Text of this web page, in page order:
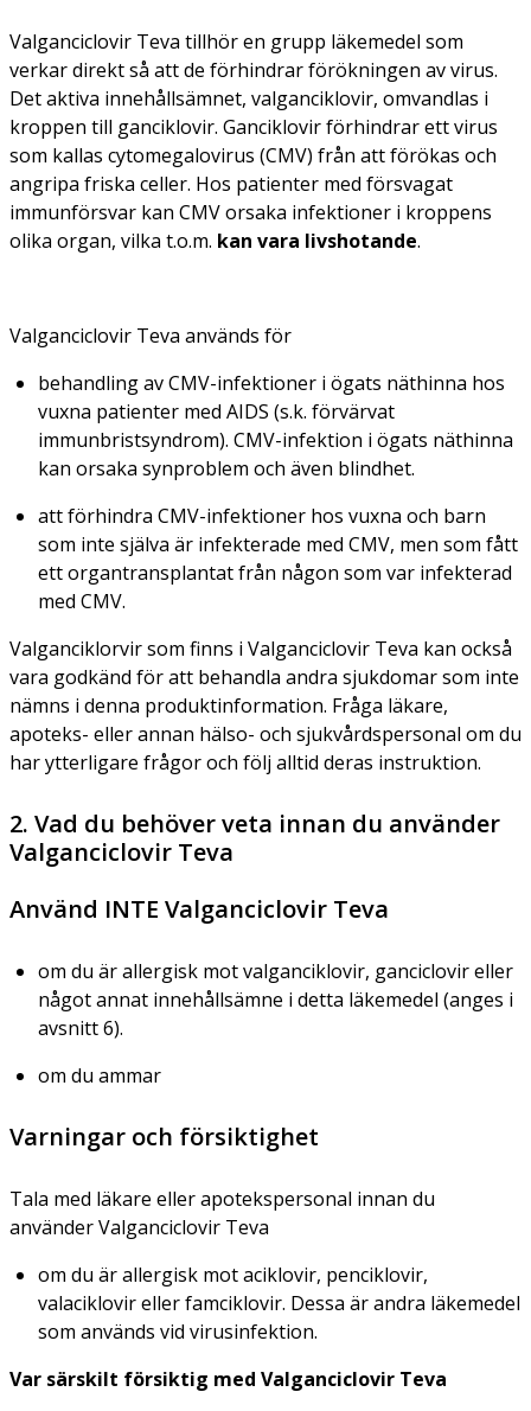
Valganciclovir Teva tillhör en grupp läkemedel som
verkar direkt så att de förhindrar förökningen av virus.
Det aktiva innehållsämnet, valganciklovir, omvandlas i
kroppen till ganciklovir. Ganciklovir förhindrar ett virus
som kallas cytomegalovirus (CMV) från att förökas och
angripa friska celler. Hos patienter med försvagat
immunförsvar kan CMV orsaka infektioner i kroppens
olika organ, vilka t.o.m. kan vara livshotande.
Valganciclovir Teva används för
behandling av CMV-infektioner i ögats näthinna hos
vuxna patienter med AIDS (s.k. förvärvat
immunbristsyndrom). CMV-infektion i ögats näthinna
kan orsaka synproblem och även blindhet.
att förhindra CMV-infektioner hos vuxna och barn
som inte själva är infekterade med CMV, men som fått
ett organtransplantat från någon som var infekterad
med CMV.
Valganciklorvir som finns i Valganciclovir Teva kan också
vara godkänd för att behandla andra sjukdomar som inte
nämns i denna produktinformation. Fråga läkare,
apoteks- eller annan hälso- och sjukvårdspersonal om du
har ytterligare frågor och följ alltid deras instruktion.
2. Vad du behöver veta innan du använder
Valganciclovir Teva
Använd INTE Valganciclovir Teva
om du är allergisk mot valganciklovir, ganciclovir eller
något annat innehållsämne i detta läkemedel (anges i
avsnitt 6).
om du ammar
Varningar och försiktighet
Tala med läkare eller apotekspersonal innan du
använder Valganciclovir Teva
om du är allergisk mot aciklovir, penciklovir,
valaciklovir eller famciklovir. Dessa är andra läkemedel
som används vid virusinfektion.
Var särskilt försiktig med Valganciclovir Teva